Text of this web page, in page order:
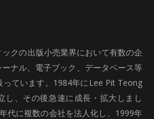
クの出版小売業界において有数の企
ナル、電子ブック、データベース等
ています。1984年にLee Pit Teong
し、その後急速に成長・拡大しまし
代に複数の会社を法人化し、1999年